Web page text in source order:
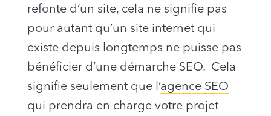
refonte d’un site, cela ne signifie pas
pour autant qu’un site internet qui
existe depuis longtemps ne puisse pas
bénéficier d’une démarche SEO. Cela
signifie seulement que l’agence SEO
qui prendra en charge votre projet